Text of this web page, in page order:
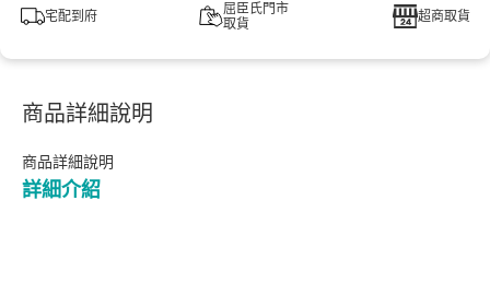
宅配到府
屈臣氏門市
取貨
超商取貨
商品詳細說明
商品詳細說明
詳細介紹